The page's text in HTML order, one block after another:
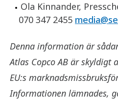
Ola Kinnander,
070 347 2455
Denna information är
Atlas Copco AB är
EU:s
Informationen lämnades,